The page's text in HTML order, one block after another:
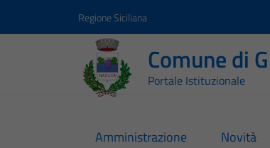
Regione Siciliana
Comune di
Portale Istituzionale
Amministrazione Novità